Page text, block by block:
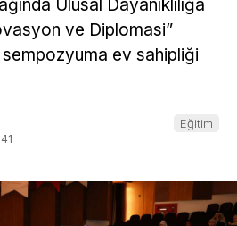
Ulusal Dayanıklılığa
ve Diplomasi”
sempozyuma ev sahipliği
Eğitim